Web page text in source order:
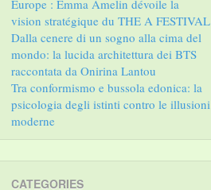
Europe : Emma Amelin dévoile la
vision stratégique du THE A FESTIVAL
Dalla cenere di un sogno alla cima del
mondo: la lucida architettura dei BTS
raccontata da Onirina Lantou
Tra conformismo e bussola edonica: la
psicologia degli istinti contro le illusioni
moderne
CATEGORIES